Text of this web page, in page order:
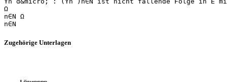
Ω
n∈N Ω
Zugehörige Unterlagen